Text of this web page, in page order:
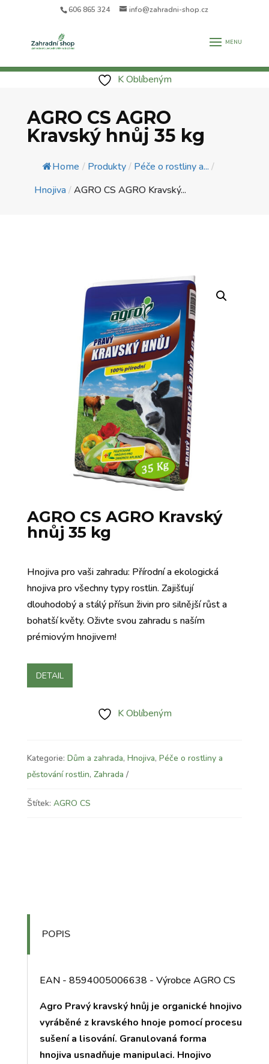
606 865 324 info@zahradni-shop.cz
K Oblíbeným
AGRO CS AGRO
Kravský hnůj 35 kg
Home / Produkty/ Péče o rostliny a... /
Hnojiva/AGRO CS AGRO Kravský...
AGRO CS AGRO Kravský
hnůj 35 kg
Hnojiva pro vaši zahradu: Přírodní a ekologická
hnojiva pro všechny typy rostlin. Zajišťují
dlouhodobý a stálý přísun živin pro silnější růst a
bohatší květy. Oživte svou zahradu s naším
prémiovým hnojivem!
DETAIL
K Oblíbeným
Kategorie: Dům a zahrada, Hnojiva, Péče o rostliny a
pěstování rostlin, Zahrada
Štítek: AGRO CS
POPIS
EAN - 8594005006638 - Výrobce AGRO CS
Agro Pravý kravský hnůj je organické hnojivo
vyráběné z kravského hnoje pomocí procesu
sušení a lisování. Granulovaná forma
hnojiva usnadňuje manipulaci. Hnojivo